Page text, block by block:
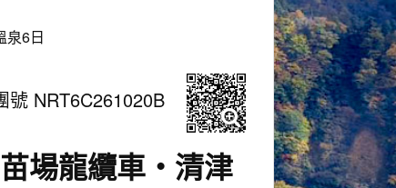
泉6日
號 NRT6C261020B
場龍纜車‧清津